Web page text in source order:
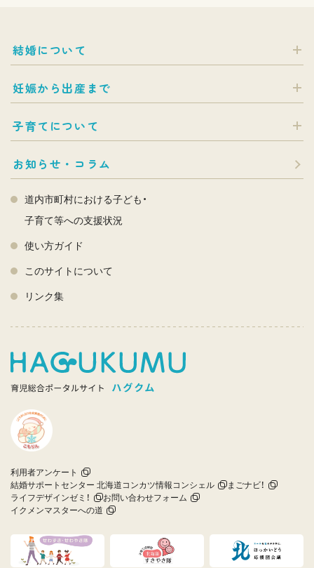
結婚について
妊娠から出産まで
子育てについて
お知らせ・コラム
道内市町村における子ども・
子育て等への支援状況
使い方ガイド
このサイトについて
リンク集
利用者アンケート
結婚サポートセンター 北海道コンカツ情報コンシェル
まごナビ！
ライフデザインゼミ！
お問い合わせフォーム
イクメンマスターへの道